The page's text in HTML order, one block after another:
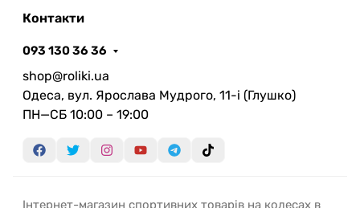
Контакти
093 130 36 36
shop@roliki.ua
Одеса, вул. Ярослава Мудрого, 11-i (Глушко)
ПН—СБ 10:00 – 19:00
Інтернет-магазин спортивних товарів на колесах в